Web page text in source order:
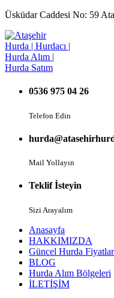
Üsküdar Caddesi No: 59
0536 975 04 26
Telefon Edin
Mail Yollayın
Teklif İsteyin
Sizi Arayalım
Anasayfa
HAKKIMIZDA
Güncel Hurda
BLOG
Hurda Alım Bölgeleri
İLETİŞİM